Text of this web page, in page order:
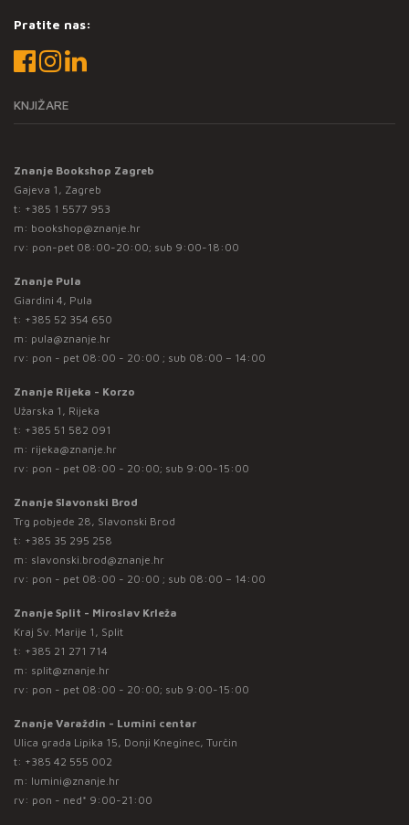
Pratite nas:
KNJIŽARE
Znanje Bookshop Zagreb
Gajeva 1, Zagreb
t: +385 1 5577 953
m: bookshop@znanje.hr
rv: pon-pet 08:00-20:00; sub 9:00-18:00
Znanje Pula
Giardini 4, Pula
t: +385 52 354 650
m: pula@znanje.hr
rv: pon - pet 08:00 - 20:00 ; sub 08:00 – 14:00
Znanje Rijeka - Korzo
Užarska 1, Rijeka
t: +385 51 582 091
m: rijeka@znanje.hr
rv: pon - pet 08:00 - 20:00; sub 9:00-15:00
Znanje Slavonski Brod
Trg pobjede 28, Slavonski Brod
t: +385 35 295 258
m: slavonski.brod@znanje.hr
rv: pon - pet 08:00 - 20:00 ; sub 08:00 – 14:00
Znanje Split - Miroslav Krleža
Kraj Sv. Marije 1, Split
t: +385 21 271 714
m: split@znanje.hr
rv: pon - pet 08:00 - 20:00; sub 9:00-15:00
Znanje Varaždin - Lumini centar
Ulica grada Lipika 15, Donji Kneginec, Turčin
t: +385 42 555 002
m: lumini@znanje.hr
rv: pon - ned* 9:00-21:00